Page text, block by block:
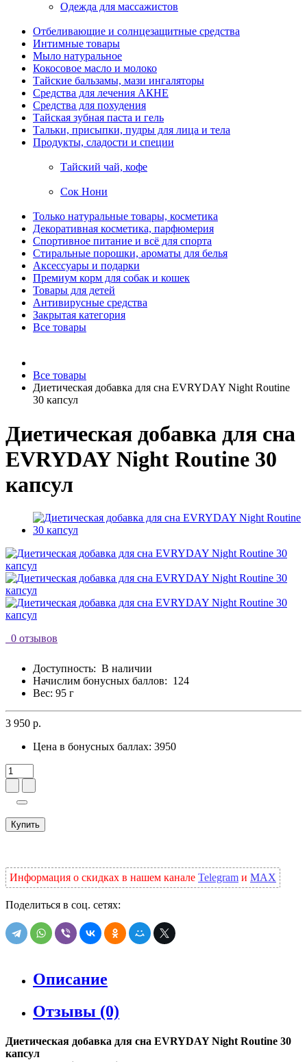
Одежда для массажистов
Отбеливающие и солнцезащитные средства
Интимные товары
Мыло натуральное
Кокосовое масло и молоко
Тайские бальзамы, мази ингаляторы
Средства для лечения АКНЕ
Средства для похудения
Тайская зубная паста и гель
Тальки, присыпки, пудры для лица и тела
Продукты, сладости и специи
Тайский чай, кофе
Сок Нони
Только натуральные товары, косметика
Декоративная косметика, парфюмерия
Спортивное питание и всё для спорта
Стиральные порошки, ароматы для белья
Аксессуары и подарки
Премиум корм для собак и кошек
Товары для детей
Антивирусные средства
Закрытая категория
Все товары
Все товары
Диетическая добавка для сна EVRYDAY Night Routine
30 капсул
Диетическая добавка для сна
EVRYDAY Night Routine 30
капсул
0 отзывов
Доступность: В наличии
Начислим бонусных баллов: 124
Вес: 95 г
3 950 р.
Цена в бонусных баллах: 3950
Купить
Информация о скидках в нашем канале Telegram и MAX
Поделиться в соц. сетях:
Описание
Отзывы (0)
Диетическая добавка для сна EVRYDAY Night Routine 30
капсул